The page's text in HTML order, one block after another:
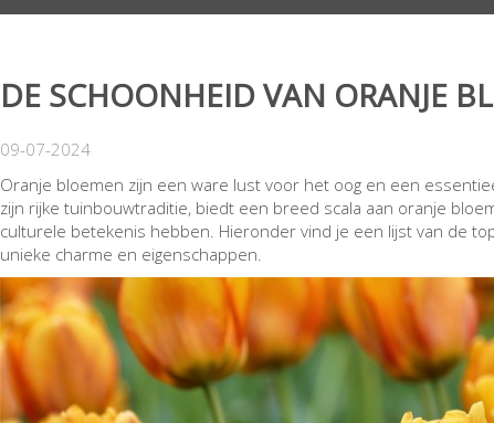
DE SCHOONHEID VAN ORANJE
09-07-2024
Oranje bloemen zijn een ware lust voor het oog en een
zijn rijke tuinbouwtraditie, biedt een breed scala aan oranje
culturele betekenis hebben. Hieronder vind je een lijst van de
unieke charme en eigenschappen.